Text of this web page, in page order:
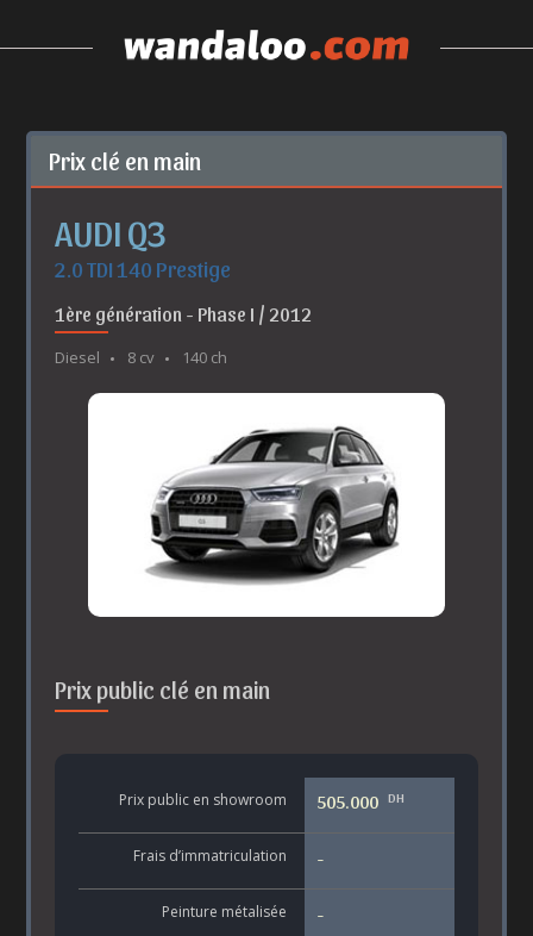
Prix clé en main
AUDI Q3
2.0 TDI 140 Prestige
1ère génération - Phase I / 2012
Diesel 8 cv 140 ch
Prix public clé en main
Prix public en showroom 505.000 DH
Frais d’immatriculation -
Peinture métalisée -